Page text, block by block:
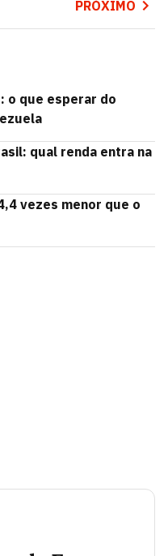
PRÓXIMO
o que esperar do
qual renda entra na
vezes menor que o